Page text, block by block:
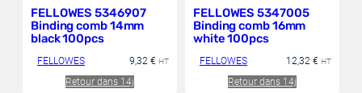
FELLOWES 5346907
Binding comb 14mm
black 100pcs
FELLOWES 9,32 € HT
Retour dans 14j
FELLOWES 5347005
Binding comb 16mm
white 100pcs
FELLOWES 12,32 € HT
Retour dans 14j